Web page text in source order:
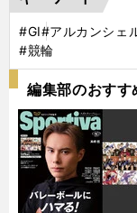
#GⅠ#アルカンシェ
#競輪
編集部のおすす